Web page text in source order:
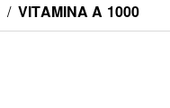
/ VITAMINA A 1000